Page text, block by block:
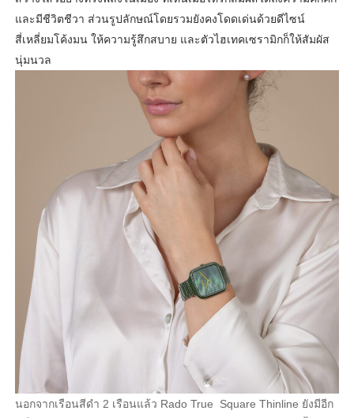
และมีชีวิตชีวา ส่วนรูปลักษณ์โดยรวมยังคงโดดเด่นด้วยดีไซน์
สี่เหลี่ยมโค้งมน ให้ความรู้สึกสบาย และตัวไฮเทคเซรามิกก็ให้สัมผัส
นุ่มนวล
นอกจากเรือนสีดำ 2 เรือนแล้ว Rado True Square Thinline ยังมีอีก